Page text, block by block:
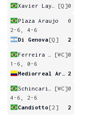
[Q]0
Plaza Araujo
0
2-6, 4-6
Di Genova[Q] 2
[WC]0
1-6, 0-6
2
[WC]0
4-6, 2-6
Candiotto [2] 2